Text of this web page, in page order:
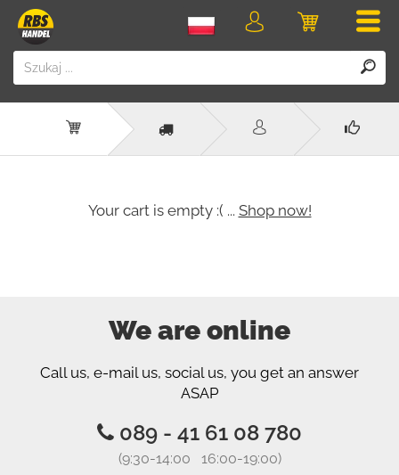
Koszyk
Logowanie
Your cart is empty :( ... Shop now!
We are online
Call us, e-mail us, social us, you get an answer
ASAP
089 - 41 61 08 780
(9:30-14:00 16:00-19:00)